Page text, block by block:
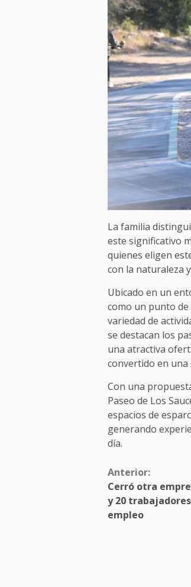
La familia
este significativo
quienes eligen
con la naturaleza
Ubicado en un
como un punto
variedad de
se destacan los
una atractiva
convertido en
Con una
Paseo de Los
espacios de
generando
día.
Anterior:
Cerró otra
y 20
empleo